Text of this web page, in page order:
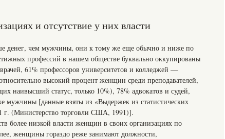
и отсутствие у них власти
денег, чем мужчины, они к тому же еще обычно и ниже по
профессий в нашем обществе буквально оккупированы
61% профессоров университетов и колледжей —
высокий процент женщин среди преподавателей,
статус, только 10%), 78% адвокатов и судей,
мужчины [данные взяты из «Выдержек из статистических
г. (Министерство торговли США, 1991)].
более низкой власти женщин в своих организациях по
женщины гораздо реже занимают должности,